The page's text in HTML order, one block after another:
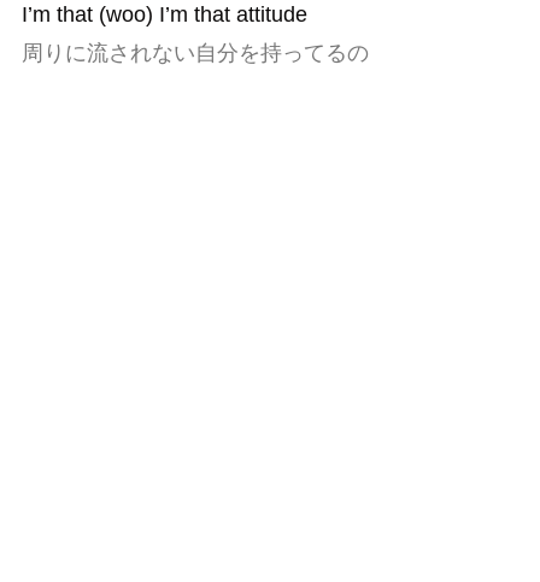
I’m that (woo) I’m that attitude
周りに流されない自分を持ってるの